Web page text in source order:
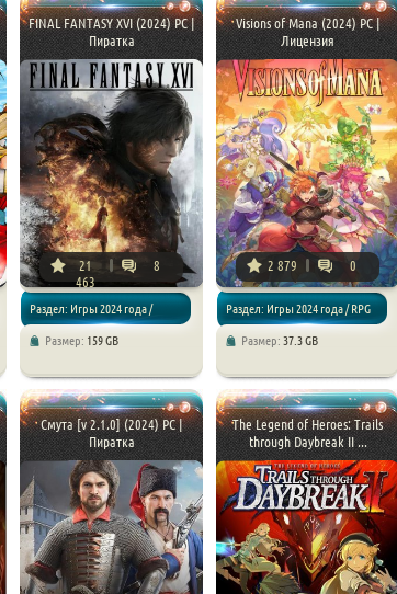
FINAL FANTASY XVI (2024) PC |
Пиратка
21
463
8
Раздел: Игры 2024 года /
Размер: 159 GB
Visions of Mana (2024) PC |
Лицензия
2 879 0
Раздел: Игры 2024 года / RPG
Размер: 37.3 GB
Смута [v 2.1.0] (2024) PC |
Пиратка
The Legend of Heroes: Trails
through Daybreak II ...